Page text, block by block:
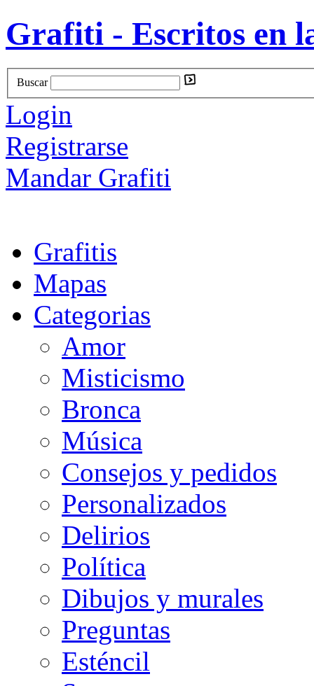
Grafiti - Escritos en
Buscar
Login
Registrarse
Mandar Grafiti
Grafitis
Mapas
Categorias
Amor
Misticismo
Bronca
Música
Consejos y pedidos
Personalizados
Delirios
Política
Dibujos y murales
Preguntas
Esténcil